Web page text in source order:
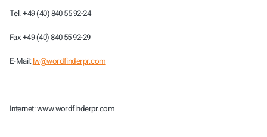
Tel. +49 (40) 840 55 92-24
Fax +49 (40) 840 55 92-29
E-Mail:lw@wordfinderpr.com
Internet: www.wordfinderpr.com